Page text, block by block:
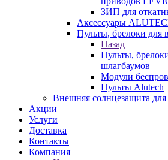
ЗИП для
Аксессуары
Пульты, брелоки для
Назад
Пульты,
шлагбаумов
Модули
Пульты Alutech
Внешняя солнцезащита для
Акции
Услуги
Доставка
Контакты
Компания